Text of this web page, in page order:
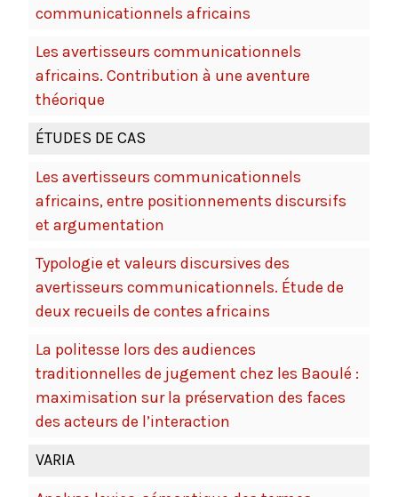
communicationnels africains
Les avertisseurs communicationnels
africains. Contribution à une aventure
théorique
ÉTUDES DE CAS
Les avertisseurs communicationnels
africains, entre positionnements discursifs
et argumentation
Typologie et valeurs discursives des
avertisseurs communicationnels. Étude de
deux recueils de contes africains
La politesse lors des audiences
traditionnelles de jugement chez les Baoulé :
maximisation sur la préservation des faces
des acteurs de l’interaction
VARIA